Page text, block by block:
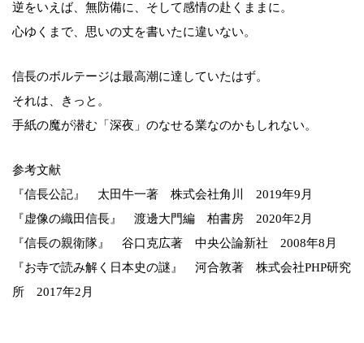
逆をいえば、無防備に、そして感情の赴くままに。
心ゆくまで、思いの丈を書いたに違いない。
信長のボルテージは最高潮に達していたはず。
それは、きっと。
手紙の魔が潜む「深夜」のなせる業なのかもしれない。
参考文献
『信長公記』 太田牛一著 株式会社角川 2019年9月
『虚像の織田信長』 渡邊大門編 柏書房 2020年2月
『信長の親衛隊』 谷口克広著 中央公論新社 2008年8月
『お寺で読み解く日本史の謎』 河合敦著 株式会社PHP研究
所 2017年2月